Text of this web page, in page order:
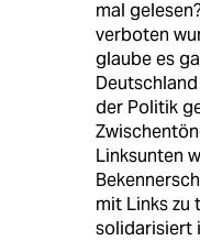
mal
verboten
glaube es
der Politik
Linksunten
mit Links zu
solidarisiert